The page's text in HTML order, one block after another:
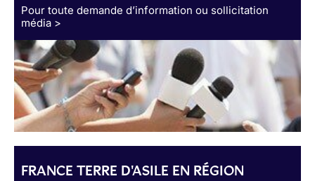
Pour toute demande d’information ou sollicitation
média >
FRANCE TERRE D'ASILE EN RÉGION